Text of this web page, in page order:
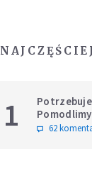
1
intencji
62